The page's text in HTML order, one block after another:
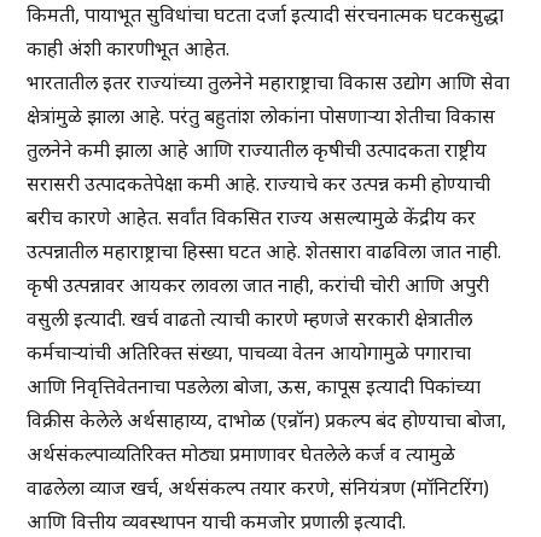
किमती, पायाभूत सुविधांचा घटता दर्जा इत्यादी संरचनात्मक घटकसुद्धा
काही अंशी कारणीभूत आहेत.
भारतातील इतर राज्यांच्या तुलनेने महाराष्ट्राचा विकास उद्योग आणि सेवा
क्षेत्रांमुळे झाला आहे. परंतु बहुतांश लोकांना पोसणाऱ्या शेतीचा विकास
तुलनेने कमी झाला आहे आणि राज्यातील कृषीची उत्पादकता राष्ट्रीय
सरासरी उत्पादकतेपेक्षा कमी आहे. राज्याचे कर उत्पन्न कमी होण्याची
बरीच कारणे आहेत. सर्वांत विकसित राज्य असल्यामुळे केंद्रीय कर
उत्पन्नातील महाराष्ट्राचा हिस्सा घटत आहे. शेतसारा वाढविला जात नाही.
कृषी उत्पन्नावर आयकर लावला जात नाही, करांची चोरी आणि अपुरी
वसुली इत्यादी. खर्च वाढतो त्याची कारणे म्हणजे सरकारी क्षेत्रातील
कर्मचाऱ्यांची अतिरिक्त संख्या, पाचव्या वेतन आयोगामुळे पगाराचा
आणि निवृत्तिवेतनाचा पडलेला बोजा, ऊस, कापूस इत्यादी पिकांच्या
विक्रीस केलेले अर्थसाहाय्य, दाभोळ (एन्रॉन) प्रकल्प बंद होण्याचा बोजा,
अर्थसंकल्पाव्यतिरिक्त मोठ्या प्रमाणावर घेतलेले कर्ज व त्यामुळे
वाढलेला व्याज खर्च, अर्थसंकल्प तयार करणे, संनियंत्रण (मॉनिटरिंग)
आणि वित्तीय व्यवस्थापन याची कमजोर प्रणाली इत्यादी.